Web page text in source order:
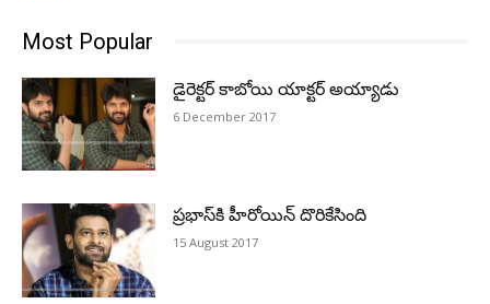
Most Popular
డైరెక్టర్‌ కాబోయి యాక్టర్‌ అయ్యాడు
6 December 2017
ప్ర‌భాస్‌కి హీరోయిన్ దొరికేసింది
15 August 2017